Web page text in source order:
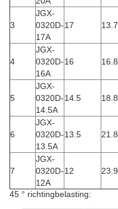
3
JGX-
0320D-
17A
17 13.7
4
JGX-
0320D-
16A
16 16.8
5
JGX-
0320D-
14.5A
14.5 18.8
6
JGX-
0320D-
13.5A
13.5 21.8
7
JGX-
0320D-
12A
12 23.9
45 ° richtingbelasting: